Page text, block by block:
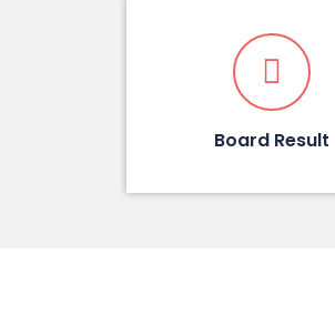
Board Result